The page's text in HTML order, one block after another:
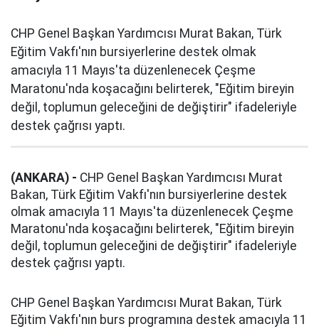
CHP Genel Başkan Yardımcısı Murat Bakan, Türk
Eğitim Vakfı'nın bursiyerlerine destek olmak
amacıyla 11 Mayıs'ta düzenlenecek Çeşme
Maratonu'nda koşacağını belirterek, "Eğitim bireyin
değil, toplumun geleceğini de değiştirir" ifadeleriyle
destek çağrısı yaptı.
(ANKARA) - CHP Genel Başkan Yardımcısı Murat
Bakan, Türk Eğitim Vakfı'nın bursiyerlerine destek
olmak amacıyla 11 Mayıs'ta düzenlenecek Çeşme
Maratonu'nda koşacağını belirterek, "Eğitim bireyin
değil, toplumun geleceğini de değiştirir" ifadeleriyle
destek çağrısı yaptı.
CHP Genel Başkan Yardımcısı Murat Bakan, Türk
Eğitim Vakfı'nın burs programına destek amacıyla 11